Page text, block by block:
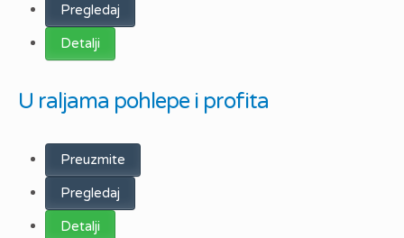
Pregledaj
Detalji
U raljama pohlepe i profita
Preuzmite
Pregledaj
Detalji